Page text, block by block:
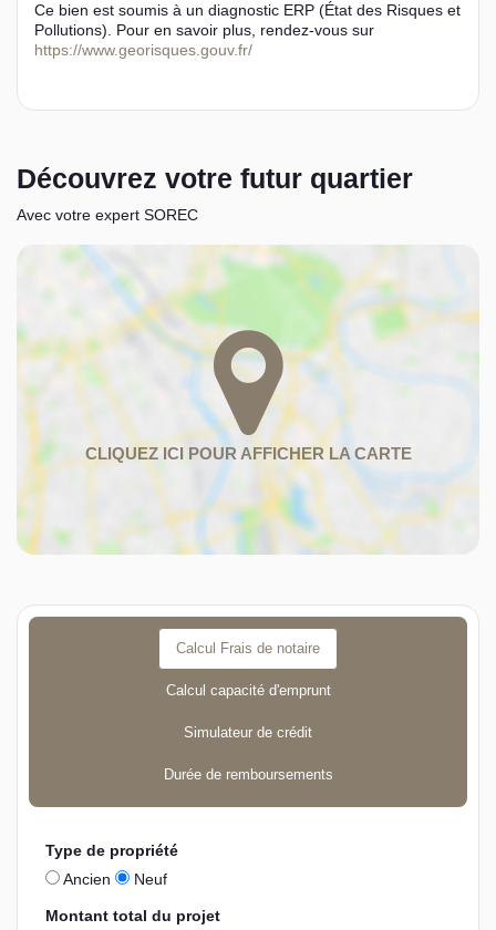
Ce bien est soumis à un diagnostic ERP (État des Risques et
Pollutions). Pour en savoir plus, rendez-vous sur
https://www.georisques.gouv.fr/
Découvrez votre futur quartier
Avec votre expert SOREC
Calcul Frais de notaire
Calcul capacité d'emprunt
Simulateur de crédit
Durée de remboursements